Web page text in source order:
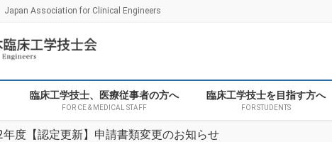
Japan Association for Clinical Engineers
臨床工学技士、医療従事者の方へ
FOR CE & MEDICAL STAFF
臨床工学技士を目指す方へ
FOR STUDENTS
年度【認定更新】申請書類変更のお知らせ